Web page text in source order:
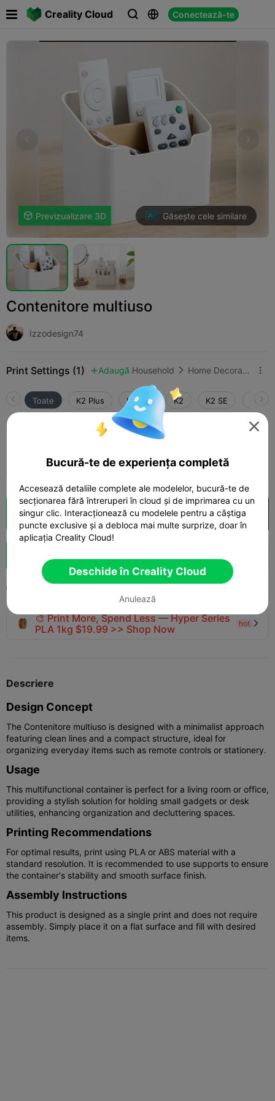
Creality Cloud   Conectează-te
 
 Previzualizare 3D Găsește cele similare
Contenitore multiuso
Izzodesign74
Print Settings (1)  Adaugă Household  Home Decorations & Ornaments 
Toate K2 Plus K2 Pro K2 K2 SE
0.2mm layer, 2 walls, 15% infill
 116.49g
Secționare Cloud Deschide în Creality Cloud

🎨 Print More, Spend Less — Hyper Series
PLA 1kg $19.99 >> Shop Now
hot 
Descriere
Design Concept
The Contenitore multiuso is designed with a minimalist approach
featuring clean lines and a compact structure, ideal for
organizing everyday items such as remote controls or stationery.
Usage
This multifunctional container is perfect for a living room or office,
providing a stylish solution for holding small gadgets or desk
utilities, enhancing organization and decluttering spaces.
Printing Recommendations
For optimal results, print using PLA or ABS material with a
standard resolution. It is recommended to use supports to ensure
the container's stability and smooth surface finish.
Assembly Instructions
This product is designed as a single print and does not require
assembly. Simply place it on a flat surface and fill with desired
items.

Bucură-te de experiența completă
Accesează detaliile complete ale modelelor, bucură-te de
secționarea fără întreruperi în cloud și de imprimarea cu un
singur clic. Interacționează cu modelele pentru a câștiga
puncte exclusive și a debloca mai multe surprize, doar în
aplicația Creality Cloud!
Deschide în Creality Cloud
Anulează